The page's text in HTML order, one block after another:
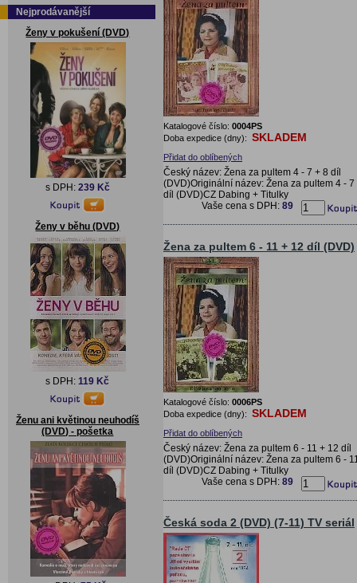
Nejprodávanější
Ženy v pokušení (DVD)
s DPH: 239 Kč
Ženy v běhu (DVD)
s DPH:119 Kč
Ženu ani květinou neuhodíš
(DVD) - pošetka
Katalogové číslo: 0004PS
Doba expedice (dny): SKLADEM
Přidat do oblíbených
Český název: Žena za pultem 4 - 7 + 8 díl
(DVD)Originální název: Žena za pultem 4 - 7
díl (DVD)CZ Dabing + Titulky
Vaše cena s DPH: 89
Žena za pultem 6 - 11 + 12 díl (DVD)
Katalogové číslo: 0006PS
Doba expedice (dny): SKLADEM
Přidat do oblíbených
Český název: Žena za pultem 6 - 11 + 12 díl
(DVD)Originální název: Žena za pultem 6 -
díl (DVD)CZ Dabing + Titulky
Vaše cena s DPH: 89
Česká soda 2 (DVD) (7-11) TV seriál